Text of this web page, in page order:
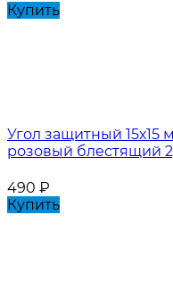
Купить
Угол защитный 15х15
розовый блестящий
490 ₽
Купить